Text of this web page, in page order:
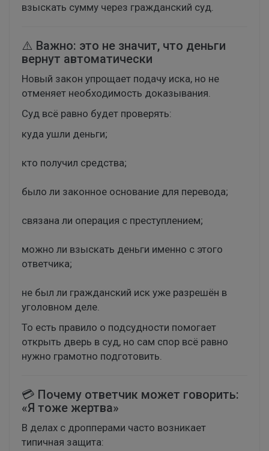
взыскать сумму через гражданский суд.
⚠️ Важно: это не значит, что деньги
вернут автоматически
Новый закон упрощает подачу иска, но не
отменяет необходимость доказывания.
Суд всё равно будет проверять:
куда ушли деньги;
кто получил средства;
было ли законное основание для перевода;
связана ли операция с преступлением;
можно ли взыскать деньги именно с этого
ответчика;
не был ли гражданский иск уже разрешён в
уголовном деле.
То есть правило о подсудности помогает
открыть дверь в суд, но сам спор всё равно
нужно грамотно подготовить.
💳 Почему ответчик может говорить:
«Я тоже жертва»
В делах с дропперами часто возникает
типичная защита: